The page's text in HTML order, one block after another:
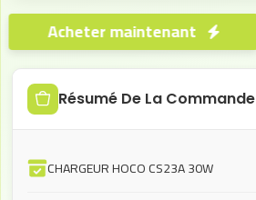
Résumé De La Commande
CHARGEUR HOCO CS23A 30W